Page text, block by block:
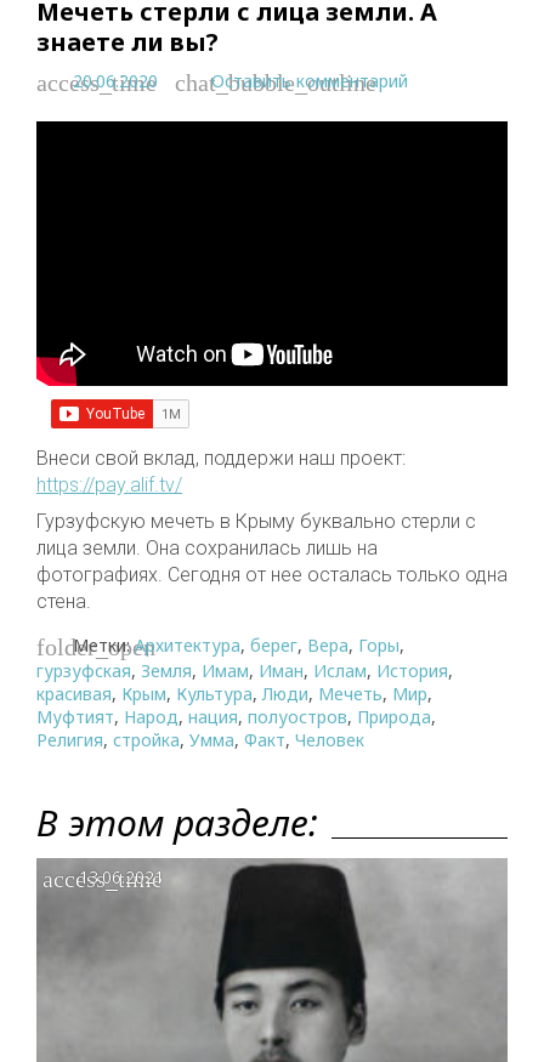
Мечеть стерли с лица земли. А
знаете ли вы?
access_time
20.06.2020 chat_bubble_outline
Оставить комментарий
Внеси свой вклад, поддержи наш проект:
https://pay.alif.tv/
Гурзуфскую мечеть в Крыму буквально стерли с
лица земли. Она сохранилась лишь на
фотографиях. Сегодня от нее осталась только одна
стена.
folder_open
Метки:Архитектура, берег, Вера, Горы,
гурзуфская, Земля, Имам, Иман, Ислам, История,
красивая, Крым, Культура, Люди, Мечеть, Мир,
Муфтият, Народ, нация, полуостров, Природа,
Религия, стройка, Умма, Факт, Человек
В этом разделе:
access_time
13.06.2021